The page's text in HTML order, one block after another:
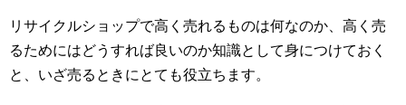
リサイクルショップで高く売れるものは何なのか、高く売
るためにはどうすれば良いのか知識として身につけておく
と、いざ売るときにとても役立ちます。